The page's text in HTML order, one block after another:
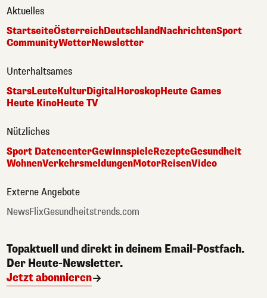
Aktuelles
StartseiteÖsterreichDeutschlandNachrichtenSport
CommunityWetterNewsletter
Unterhaltsames
StarsLeuteKulturDigital HoroskopHeute Games
Heute KinoHeute TV
Nützliches
Sport DatencenterGewinnspieleRezepteGesundheit
WohnenVerkehrsmeldungenMotorReisenVideo
Externe Angebote
NewsFlixGesundheitstrends.com
Topaktuell und direkt in deinem Email-Postfach.
Der Heute-Newsletter.
Jetzt abonnieren